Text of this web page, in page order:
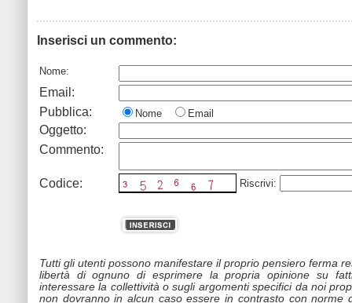
Inserisci un commento:
Nome:
Email:
Pubblica:
Nome Email
Oggetto:
Commento:
Codice: Riscrivi:
Tutti gli utenti possono manifestare il proprio pensiero ferma
libertà di ognuno di esprimere la propria opinione su
interessare la collettività o sugli argomenti specifici da noi
non dovranno in alcun caso essere in contrasto con norme